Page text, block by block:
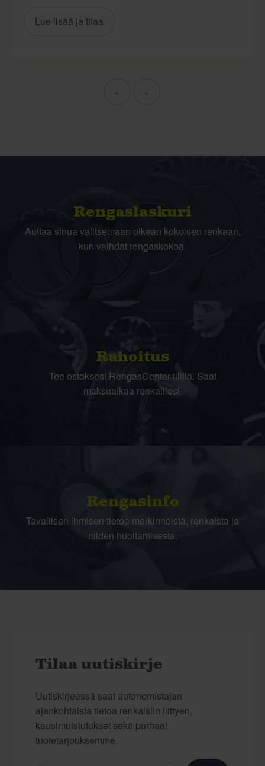
Lue lisää ja tilaa
« »
Rengas­laskuri
Auttaa sinua valitsemaan oikean kokoisen renkaan,
kun vaihdat rengaskokoa.
Rahoitus
Tee ostoksesi RengasCenter-tilillä. Saat
maksuaikaa renkaillesi.
Rengasinfo
Tavallisen ihmisen tietoa merkinnöistä, renkaista ja
niiden huoltamisesta.
Tilaa uutiskirje
Uutiskirjeessä saat autonomistajan
ajankohtaista tietoa renkaisiin liittyen,
kausimuistutukset sekä parhaat
tuotetarjouksemme.